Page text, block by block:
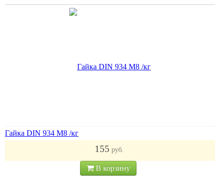
Гайка DIN 934 M8 /кг
155 руб.
В корзину